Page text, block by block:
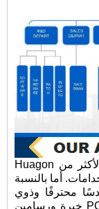
Huagon مخصص لتخصيص وحدة الشحن اللاسلكي لأكثر من
أما بالنسبة
فلدينا أكثر من 20 مهندسًا محترفًا وذوي
خبرة ورسامين PCBA ومصممين ثلاثي الأبعاد. هذا فريق يركز